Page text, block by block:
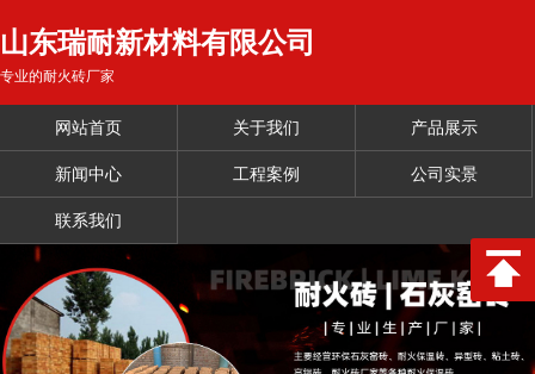
山东瑞耐新材料有限公司
专业的耐火砖厂家
网站首页 关于我们 产品展示
新闻中心 工程案例 公司实景
联系我们